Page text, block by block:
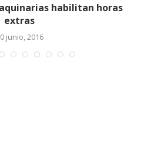
habilitan horas
extras (2)
junio, 2016